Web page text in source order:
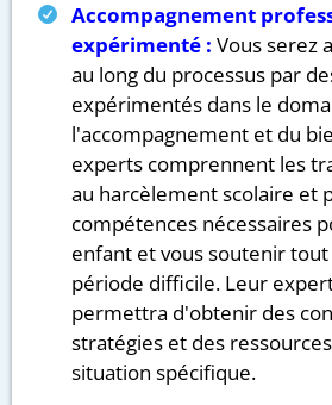
Accompagnement
expérimenté : Vous serez
au long du processus par
expérimentés dans le
l'accompagnement et du
experts comprennent les
au harcèlement scolaire et
compétences nécessaires
enfant et vous soutenir
période difficile. Leur
permettra d'obtenir des
stratégies et des
situation spécifique.